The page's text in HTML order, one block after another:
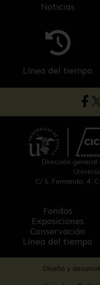
Noticias
Línea del tiempo
Dirección
C/ S. Fernando, 4,
Fondos
Exposiciones
Conservación
Línea del tiempo
Diseño y